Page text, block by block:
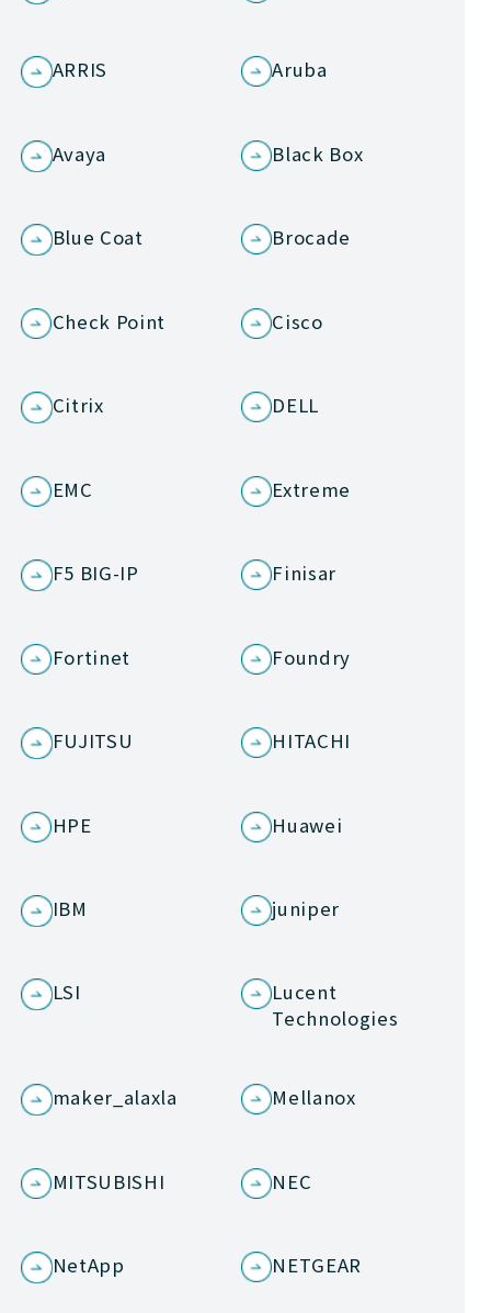
ARRIS Aruba
Avaya Black Box
Blue Coat Brocade
Check Point Cisco
Citrix DELL
EMC Extreme
F5 BIG-IP Finisar
Fortinet Foundry
FUJITSU HITACHI
HPE Huawei
IBM juniper
LSI
Lucent
Technologies
maker_alaxla Mellanox
MITSUBISHI NEC
NetApp NETGEAR